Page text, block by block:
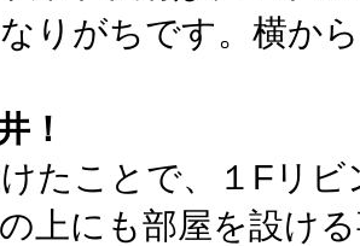
りがちです。横か
！
たことで、１Fリ
上にも部屋を設け